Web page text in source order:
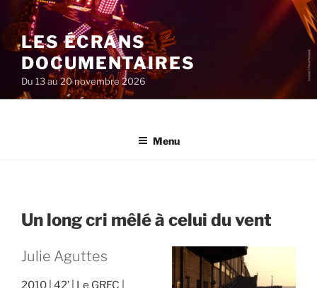
au
contenu
principal
LES ÉCRANS
DOCUMENTAIRES
Du 13 au 20 novembre 2026
Menu
Un long cri mêlé à celui du vent
Julie Aguttes
2010 42’
Le GREC